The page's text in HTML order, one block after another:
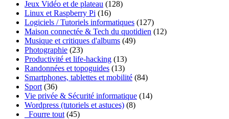
Jeux Vidéo et de plateau (128)
Linux et Raspberry Pi (16)
Logiciels / Tutoriels informatiques (127)
Maison connectée & Tech du quotidien (12)
Musique et critiques d'albums (49)
Photographie (23)
Productivité et life-hacking (13)
Randonnées et topoguides (13)
Smartphones, tablettes et mobilité (84)
Sport (36)
Vie privée & Sécurité informatique (14)
Wordpress (tutoriels et astuces) (8)
_Fourre tout (45)